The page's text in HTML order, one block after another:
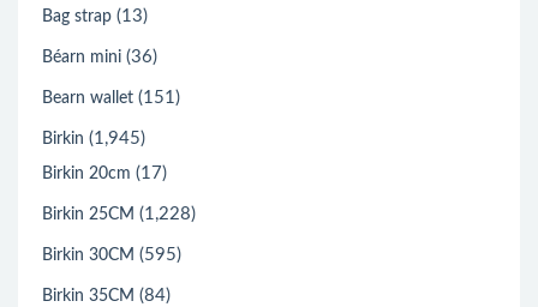
Bag strap (13)
Béarn mini (36)
Bearn wallet (151)
Birkin (1,945)
Birkin 20cm (17)
Birkin 25CM (1,228)
Birkin 30CM (595)
Birkin 35CM (84)